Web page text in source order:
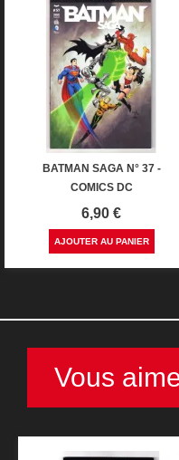
BATMAN SAGA N° 37 -
COMICS DC
Prix
6,90 €
AJOUTER AU PANIER
Vous